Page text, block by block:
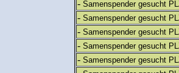
- Samenspender gesucht
- Samenspender gesucht
- Samenspender gesucht
- Samenspender gesucht
- Samenspender gesucht